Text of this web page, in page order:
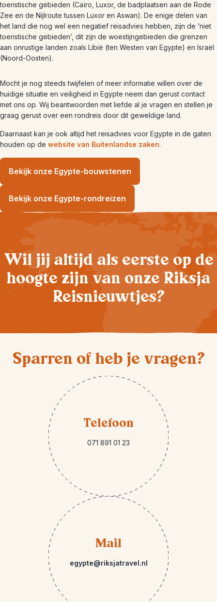
toeristische gebieden (Caïro, Luxor, de badplaatsen aan de Rode
Zee en de Nijlroute tussen Luxor en Aswan). De enige delen van
het land die nog wel een negatief reisadvies hebben, zijn de ‘niet
toeristische gebieden’, dit zijn de woestijngebieden die grenzen
aan onrustige landen zoals Libië (ten Westen van Egypte) en Israël
(Noord-Oosten).
Mocht je nog steeds twijfelen of meer informatie willen over de
huidige situatie en veiligheid in Egypte neem dan gerust contact
met ons op. Wij beantwoorden met liefde al je vragen en stellen je
graag gerust over een rondreis door dit geweldige land.
Daarnaast kan je ook altijd het reisadvies voor Egypte in de gaten
houden op de website van Buitenlandse zaken.
Bekijk onze Egypte-bouwstenen
Bekijk onze Egypte-rondreizen
Wil jij altijd als eerste op de
hoogte zijn van onze Riksja
Reisnieuwtjes?
Sparren of heb je vragen?
Telefoon
071 891 01 23
Mail
egypte@riksjatravel.nl